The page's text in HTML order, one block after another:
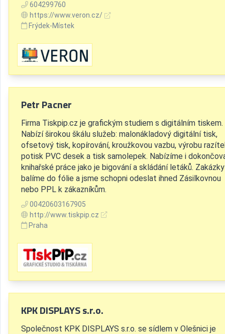
604299760
https://www.veron.cz/
Frýdek-Místek
Petr Pacner
Firma Tiskpip.cz je grafickým studiem s digitálním tiskem.
Nabízí širokou škálu služeb: malonákladový digitální tisk,
ofsetový tisk, kopírování, kroužkovou vazbu, výrobu
potisk PVC desek a tisk samolepek. Nabízíme i
knihařské práce jako je bigování a skládání letáků. Zakázky
balíme do fólie a jsme schopni odeslat ihned Zásilkovnou
nebo PPL k zákazníkům.
00420603167905
http://www.tiskpip.cz
Praha
KPK DISPLAYS s.r.o.
Společnost KPK DISPLAYS s.r.o. se sídlem v Olešnici je